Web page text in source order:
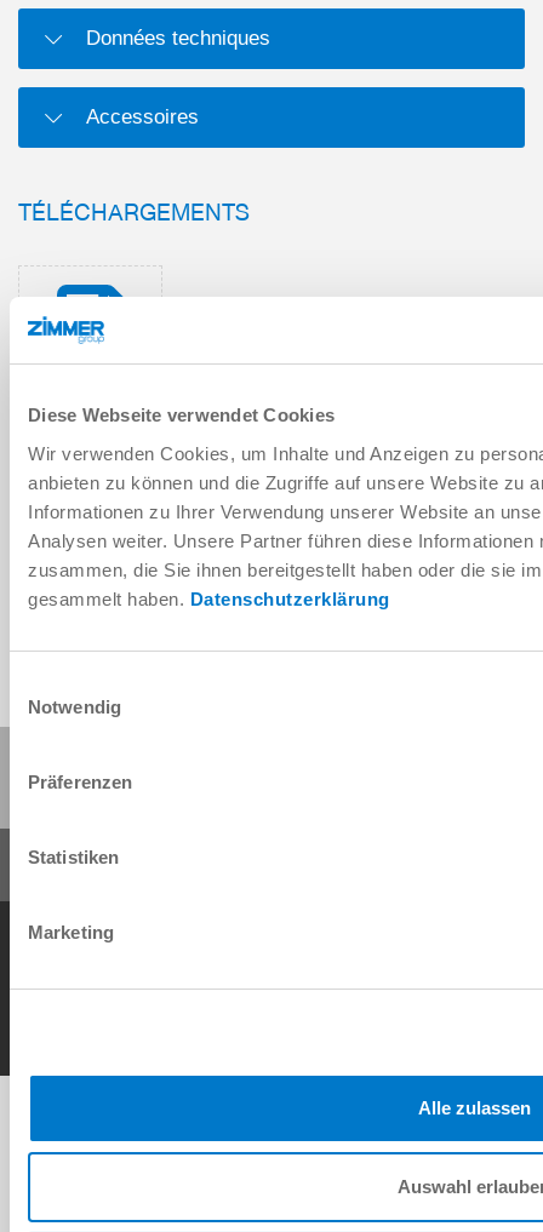
Diese Webseite verwendet Cookies
Wir verwenden Cookies, um Inhalte und Anzeigen zu
anbieten zu können und die Zugriffe auf unsere Website zu
Informationen zu Ihrer Verwendung unserer Website an
Analysen weiter. Unsere Partner führen diese
zusammen, die Sie ihnen bereitgestellt haben oder die sie
gesammelt haben. Datenschutzerklärung
Notwendig
Präferenzen
Statistiken
Marketing
Alle zulassen
Auswahl
Données techniques
Accessoires
TÉLÉCHARGEMENTS
Instructions de montage et de
service
Télécharger
Conditions générales de vente
Copyright © ZIMMER GROUP 2026